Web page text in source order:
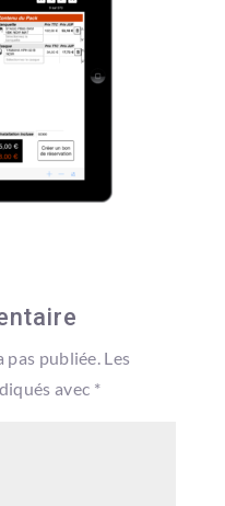
pas publiée. Les
avec *